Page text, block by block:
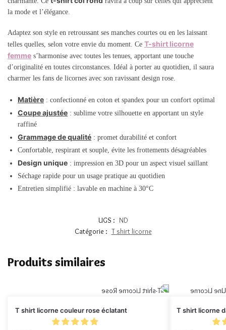
la mode et l’élégance.
Adaptez son style en retroussant ses manches courtes ou en les laissant
telles quelles, selon votre envie du moment. Ce T-shirt licorne
femme s’harmonise avec toutes les tenues, apportant une touche
d’originalité en toutes circonstances. Idéal à porter au quotidien, il saura
charmer les fans de licornes avec son ravissant design rose.
Matière : confectionné en coton et spandex pour un confort optimal
Coupe ajustée : sublime votre silhouette en apportant un style
raffiné
Grammage de qualité : promet durabilité et confort
Confortable, respirant et souple, évite les frottements désagréables
Design unique : impression en 3D pour un aspect visuel saillant
Séchage rapide pour un usage pratique au quotidien
Entretien simplifié : lavable en machine à 30°C
UGS : ND
Catégorie : T shirt licorne
Produits similaires
T shirt licorne couleur rose éclatant T shirt licorne